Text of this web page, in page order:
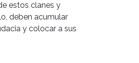
estos clanes y
deben acumular
y colocar a sus